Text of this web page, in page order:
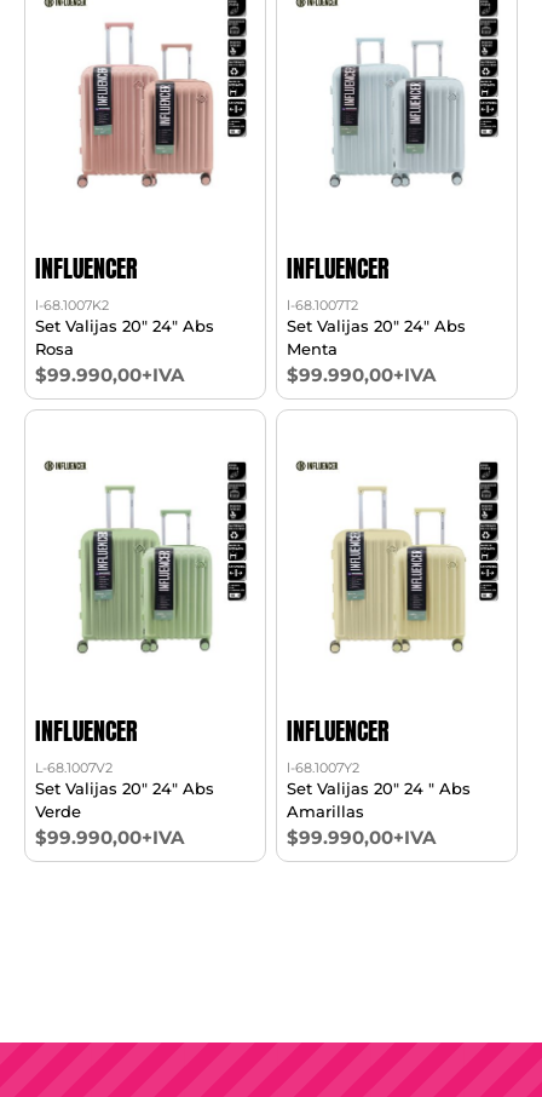
INFLUENCER
l-68.1007K2
Set Valijas 20" 24" Abs
Rosa
$99.990,00+IVA
INFLUENCER
l-68.1007T2
Set Valijas 20" 24" Abs
Menta
$99.990,00+IVA
INFLUENCER
L-68.1007V2
Set Valijas 20" 24" Abs
Verde
$99.990,00+IVA
INFLUENCER
l-68.1007Y2
Set Valijas 20" 24 " Abs
Amarillas
$99.990,00+IVA